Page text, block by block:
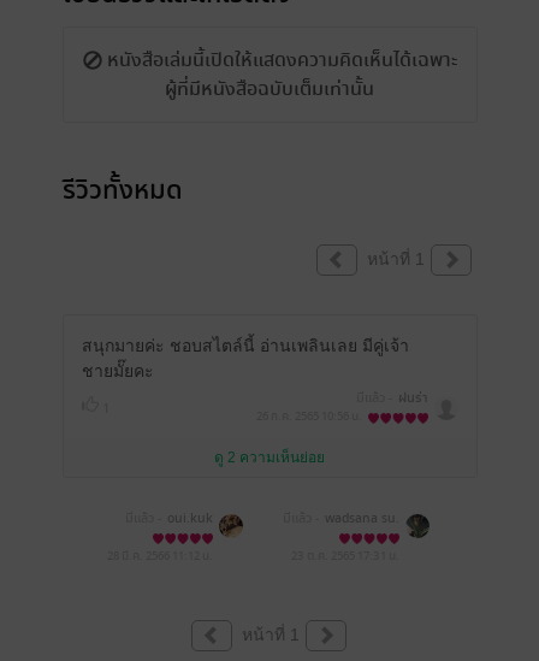
หนังสือเล่มนี้เปิดให้แสดงความคิดเห็นได้เฉพาะ
ผู้ที่มีหนังสือฉบับเต็มเท่านั้น
รีวิวทั้งหมด
หน้าที่ 1
สนุกมายค่ะ ชอบสไตล์นี้ อ่านเพลินเลย มีคู่เจ้า
ชายมั๊ยคะ
ฝนร่า
ดู 2 ความเห็นย่อย
oui.kuk wadsana su.
หน้าที่ 1